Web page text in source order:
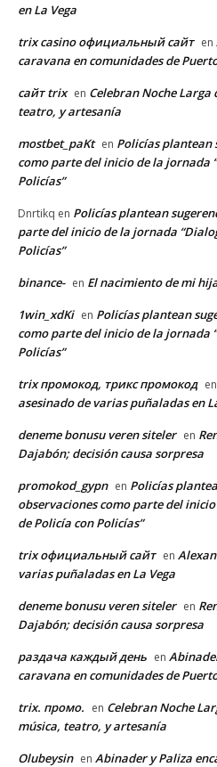
en La Vega
trix casino официальный сайт en
caravana en comunidades de
сайт trix en Celebran Noche Larga
teatro, y artesanía
mostbet_paKt en Policías plantean
como parte del inicio de la jornada
Policías”
Dnrtikq en Policías plantean
parte del inicio de la jornada
Policías”
binance- en El nacimiento de mi
1win_xdKi en Policías plantean
como parte del inicio de la jornada
Policías”
trix промокод, трикс промокод en
asesinado de varias puñaladas en
deneme bonusu veren siteler en
Dajabón; decisión causa sorpresa
promokod_gypn en Policías
observaciones como parte del
de Policía con Policías”
trix официальный сайт en
varias puñaladas en La Vega
deneme bonusu veren siteler en
Dajabón; decisión causa sorpresa
раздача каждый день en
caravana en comunidades de
trix. промо. en Celebran Noche
música, teatro, y artesanía
Olubeysin en Abinader y Paliza